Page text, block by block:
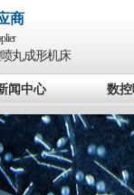
商
丸成形机床
闻中心 数